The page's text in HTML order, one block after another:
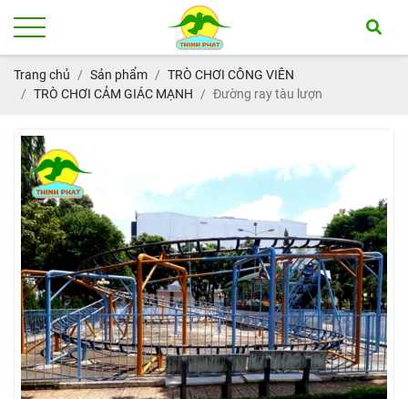
Trang chủ Sản phẩm
TRÒ CHƠI CÔNG VIÊN
TRÒ CHƠI CẢM GIÁC MẠNH
Đường ray tàu lượn